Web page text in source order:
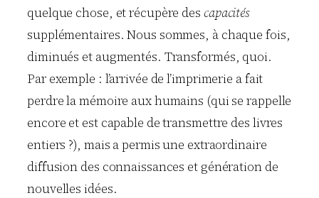
quelque chose, et récupère des capacités
supplémentaires. Nous sommes, à chaque fois,
diminués et augmentés. Transformés, quoi.
Par exemple : l’arrivée de l’imprimerie a fait
perdre la mémoire aux humains (qui se rappelle
encore et est capable de transmettre des livres
entiers ?), mais a permis une extraordinaire
diffusion des connaissances et génération de
nouvelles idées.